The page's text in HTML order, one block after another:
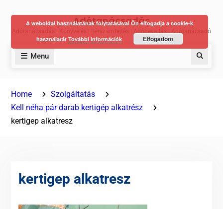
Adótanácsadás
Adótanácsadás | Könyvelés | Bérszámfejtés | Adóbevallás | Adótanácsadó
Menu
Home
Szolgáltatás
Kell néha pár darab kertigép alkatrész
kertigep alkatresz
kertigep alkatresz
A weboldal használatának folytatásával Ön elfogadja a cookie-k
használatát További információk Elfogadom